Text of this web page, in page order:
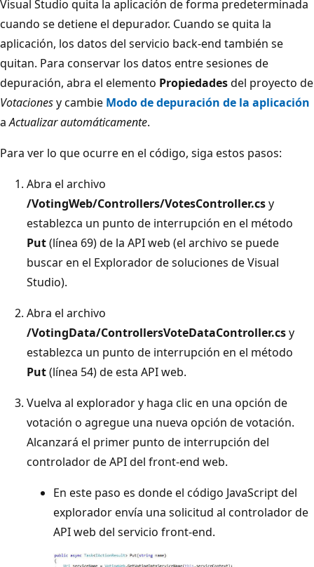
Visual Studio quita la aplicación de forma predeterminada
cuando se detiene el depurador. Cuando se quita la
aplicación, los datos del servicio back-end también se
quitan. Para conservar los datos entre sesiones de
depuración, abra el elemento Propiedadesdel proyecto de
Votacionesy cambie Modo de depuración de la aplicación
aActualizar automáticamente.
Para ver lo que ocurre en el código, siga estos pasos:
Abra el archivo
/VotingWeb/Controllers/VotesController.csy
establezca un punto de interrupción en el método
Put(línea 69) de la API web (el archivo se puede
buscar en el Explorador de soluciones de Visual
Studio).
Abra el archivo
/VotingData/ControllersVoteDataController.csy
establezca un punto de interrupción en el método
Put(línea 54) de esta API web.
Vuelva al explorador y haga clic en una opción de
votación o agregue una nueva opción de votación.
Alcanzará el primer punto de interrupción del
controlador de API del front-end web.
En este paso es donde el código JavaScript del
explorador envía una solicitud al controlador de
API web del servicio front-end.